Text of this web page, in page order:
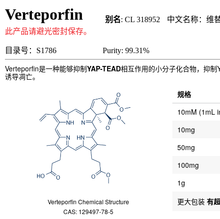
Verteporfin 别名: CL 318952
中文名称：维
此产品请避光密封保存。
目录号：S1786 Purity: 99.31%
Verteporfin是一种能够抑制YAP-TEAD相互作用的小分子化合物，抑
诱导凋亡。
Verteporfin Chemical Structure
CAS: 129497-78-5
规格
10mM (1mL
10mg
50mg
100mg
1g
更大包装 有